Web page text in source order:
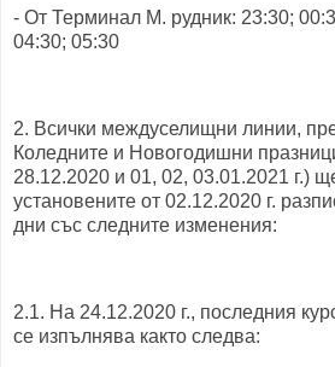
- От Терминал М. рудник: 23:30;
04:30; 05:30
2. Всички междуселищни линии,
Коледните и Новогодишни
28.12.2020 и 01, 02, 03.01.2021 г.)
установените от 02.12.2020 г.
дни със следните изменения:
2.1. На 24.12.2020 г., последния
се изпълнява както следва: